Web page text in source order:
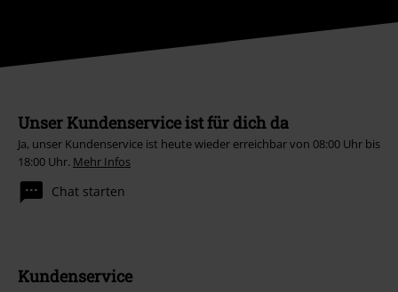
Unser Kundenservice ist für dich da
Ja, unser Kundenservice ist heute wieder erreichbar von 08:00 Uhr bis
18:00 Uhr. Mehr Infos
Chat starten
Kundenservice